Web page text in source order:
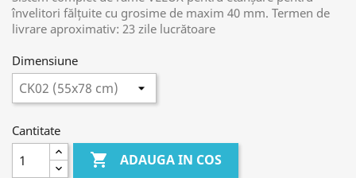
învelitori fălțuite cu grosime de maxim 40 mm. Termen de
livrare aproximativ: 23 zile lucrătoare
Dimensiune
Cantitate
 ADAUGA IN COS